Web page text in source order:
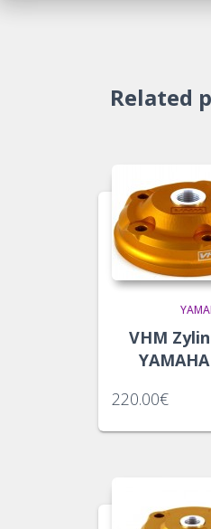
Related
VHM
220.00€